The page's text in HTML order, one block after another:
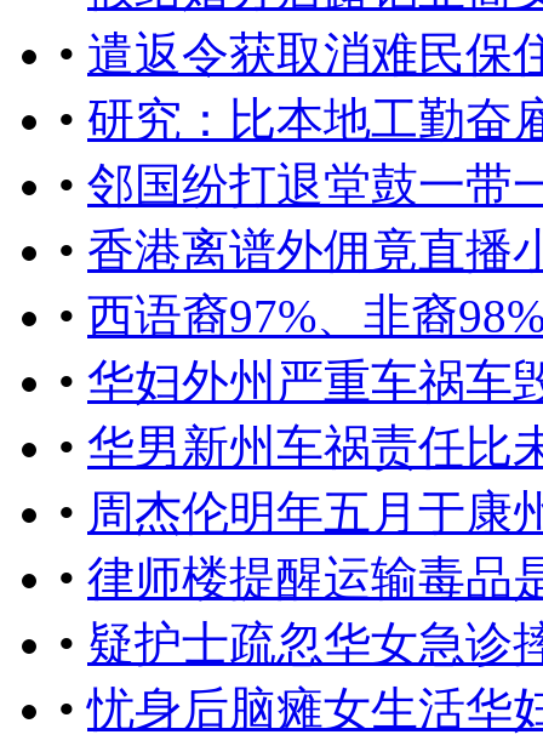
• 遣返令获取消难民保
• 研究：比本地工勤奋
• 邻国纷打退堂鼓一带
• 香港离谱外佣竟直播
• 西语裔97%、非裔
• 华妇外州严重车祸车
• 华男新州车祸责任比
• 周杰伦明年五月于康
• 律师楼提醒运输毒品
• 疑护士疏忽华女急诊
•忧身后脑瘫女生活华